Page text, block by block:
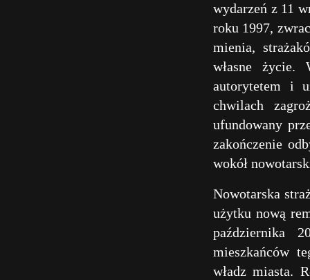
wydarzeń z 11
roku 1997,
mienia,
własne życie.
autorytetem i
chwilach
ufundowany
zakończenie
wokół
Nowotarska
użytku nową
października
mieszkańców
władz miasta.